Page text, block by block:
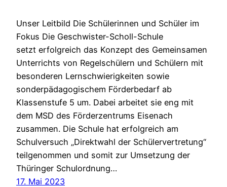
Unser Leitbild Die Schülerinnen und Schüler im
Fokus Die Geschwister-Scholl-Schule
setzt erfolgreich das Konzept des Gemeinsamen
Unterrichts von Regelschülern und Schülern mit
besonderen Lernschwierigkeiten sowie
sonderpädagogischem Förderbedarf ab
Klassenstufe 5 um. Dabei arbeitet sie eng mit
dem MSD des Förderzentrums Eisenach
zusammen. Die Schule hat erfolgreich am
Schulversuch „Direktwahl der Schülervertretung“
teilgenommen und somit zur Umsetzung der
Thüringer Schulordnung…
17. Mai 2023